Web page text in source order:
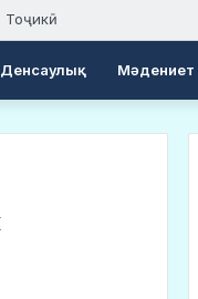
Тоҷикӣ
Денсаулық Мәдениет